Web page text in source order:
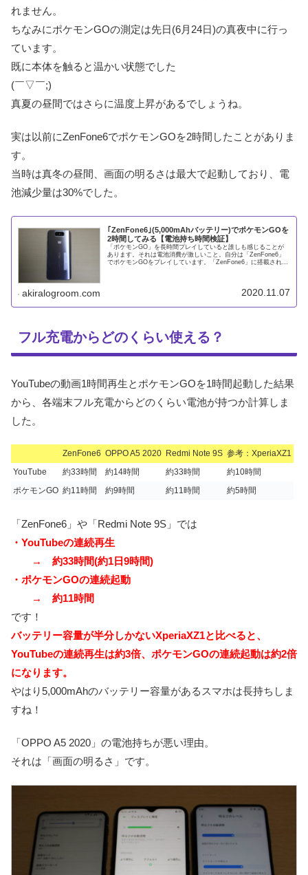
れません。
ちなみにポケモンGOの測定は先日(6月24日)の真夜中に行っ
ています。
既に本体を触ると温かい状態でした
(￣▽￣;)
真夏の昼間ではさらに温度上昇があるでしょうね。
実は以前にZenFone6でポケモンGOを2時間したことがありま
す。
当時は真冬の昼間、画面の明るさは最大で起動しており、電
池減少量は30%でした。
｢ZenFone6｣(5,000mAhバッテリー)でポケモンGOを
2時間してみる【電池持ち時間検証】
「ポケモンGO」を長時間プレイしていると誰しも感じることが
あります。それは電池消費が激しいこと。自分は「ZenFone6」
でポケモンGOをプレイしています。「ZenFone6」に搭載されて
akiralogroom.com 2020.11.07
フル充電からどのくらい使える？
YouTubeの動画1時間再生とポケモンGOを1時間起動した結果
から、各端末フル充電からどのくらい電池が持つか計算しま
した。
ZenFone6 OPPO A5 2020 Redmi Note 9S 参考：XperiaXZ1
YouTube
約33時間 約14時間 約33時間
約10時間
ポケモンGO 約11時間 約9時間 約11時間 約5時間
「ZenFone6」や「Redmi Note 9S」では
・YouTubeの連続再生
→ 約33時間(約1日9時間)
・ポケモンGOの連続起動
→ 約11時間
です！
バッテリー容量が半分しかないXperiaXZ1と比べると、
YouTubeの連続再生は約3倍、ポケモンGOの連続起動は約2倍
になります。
やはり5,000mAhのバッテリー容量があるスマホは長持ちしま
すね！
「OPPO A5 2020」の電池持ちが悪い理由。
それは「画面の明るさ」です。